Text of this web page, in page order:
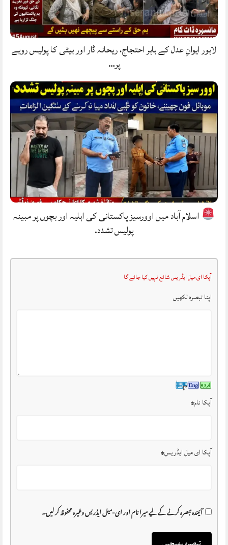
لاہور ایوانِ عدل کے باہر احتجاج، ریحانہ ڈار اور بیٹی کا پولیس رویے
پر…
اسلام آباد میں اوورسیز پاکستانی کی اہلیہ اور بچوں پر مبینہ
پولیس تشدد.
آپکا ای میل ایڈریس شائع نہیں کیا جائے گا
اپنا تبصرہ لکھیں
آپکا نام*
آپکا ای میل ایڈریس*
آئیندہ تبصرہ کرنے کے لیے میرا نام اور ای-میل ایڈریس وغیرہ محفوظ کر لیں۔